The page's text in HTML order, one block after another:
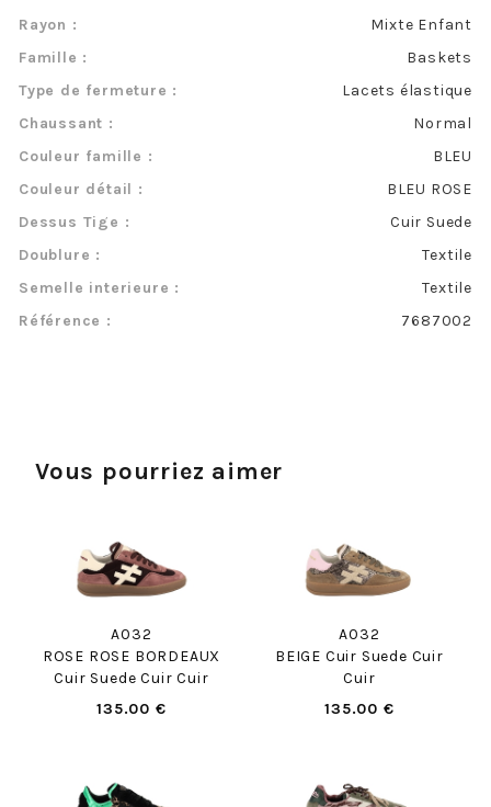
Rayon :
Mixte Enfant
Famille :
Baskets
Type de fermeture :
Lacets élastique
Chaussant :
Normal
Couleur famille :
BLEU
Couleur détail :
BLEU ROSE
Dessus Tige :
Cuir Suede
Doublure :
Textile
Semelle interieure :
Textile
Référence :
7687002
Vous pourriez aimer
A032
ROSE ROSE BORDEAUX
Cuir Suede Cuir Cuir
135.00 €
A032
BEIGE Cuir Suede Cuir
Cuir
135.00 €